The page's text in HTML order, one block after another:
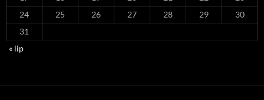
24
25 26 27 28 29
30
31
« lip